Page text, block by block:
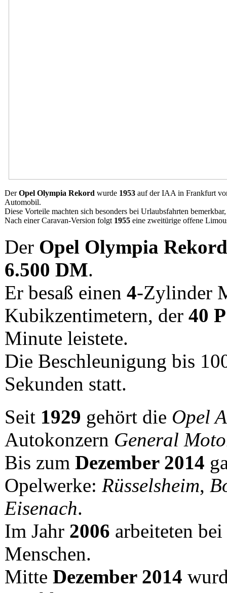
DerOpel Olympia Rekord wurde 1953 auf der IAA in Frankfurt
Automobil.
Diese Vorteile machten sich besonders bei Urlaubsfahrten
Nach einer Caravan-Version folgt 1955 eine zweitürige offene
Der Opel Olympia
6.500 DM.
Er besaß einen 4-Zylinder
Kubikzentimetern, der 40
Minute leistete.
Die Beschleunigung bis
Sekunden statt.
Seit 1929 gehört die Opel
Autokonzern General
Bis zum Dezember 2014
Opelwerke: Rüsselsheim,
Eisenach.
Im Jahr 2006 arbeiteten
Menschen.
Mitte Dezember 2014